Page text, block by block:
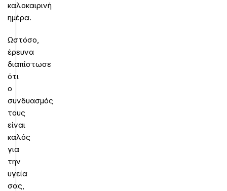
καλοκαιρινή
ημέρα.
Ωστόσο,
έρευνα
διαπίστωσε
ότι
ο
συνδυασμός
τους
είναι
καλός
για
την
υγεία
σας,